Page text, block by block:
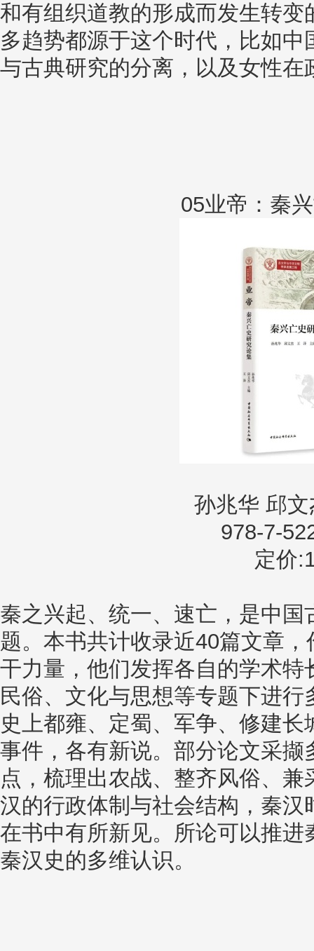
和有组织道教的形成而发生转
多趋势都源于这个时代，比如
与古典研究的分离，以及女性
05业帝：秦
孙兆华 邱
978-7-
定价
秦之兴起、统一、速亡，是中
题。本书共计收录近40篇文章
干力量，他们发挥各自的学术
民俗、文化与思想等专题下进
史上都雍、定蜀、军争、修建
事件，各有新说。部分论文采
点，梳理出农战、整齐风俗、
汉的行政体制与社会结构，秦
在书中有所新见。所论可以推
秦汉史的多维认识。